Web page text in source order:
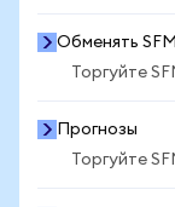
Обменять SFM
Торгуйте
Прогнозы
Торгуйте